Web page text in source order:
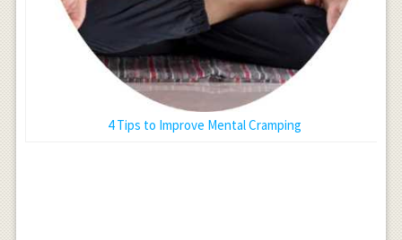
4 Tips to Improve Mental Cramping